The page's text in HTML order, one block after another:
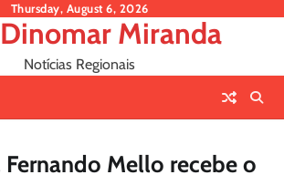
Thursday, August 6, 2026
Miranda
Notícias Regionais
Fernando Mello recebe o